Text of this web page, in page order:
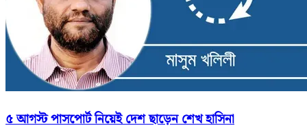
৫ আগস্ট পাসপোর্ট নিয়েই দেশ ছাড়েন শেখ হাসিনা